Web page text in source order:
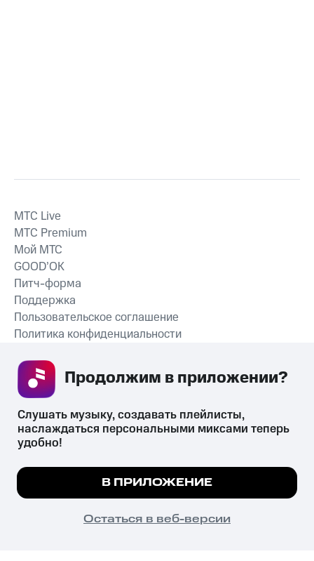
СКАЧАТЬ ПРИЛОЖЕНИЕ
MTС Live
MTС Premium
Мой МТС
GOOD’OK
Питч-форма
Поддержка
Пользовательское соглашение
Политика конфиденциальности
психотропных веществ, их аналогов причиняет вред здоровью,
их незаконный оборот запрещён и влечёт установленную
законодательством ответственность.
© 2026 ООО «КИОН».
Все права защищены
Мы используем куки, чтобы на сайте все
Подробнее
ПОНЯТНО
Слушать музыку, создавать плейлисты,
наслаждаться персональными миксами теперь
удобно!
В ПРИЛОЖЕНИЕ
Остаться в веб-версии